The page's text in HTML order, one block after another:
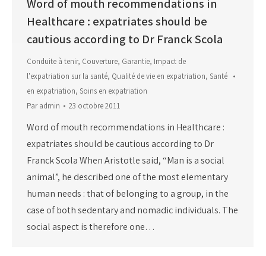
Word of mouth recommendations in
Healthcare : expatriates should be
cautious according to Dr Franck Scola
Conduite à tenir, Couverture, Garantie, Impact de
l'expatriation sur la santé, Qualité de vie en expatriation, Santé
en expatriation, Soins en expatriation
Paradmin 23 octobre 2011
Word of mouth recommendations in Healthcare :
expatriates should be cautious according to Dr
Franck Scola When Aristotle said, “Man is a social
animal”, he described one of the most elementary
human needs : that of belonging to a group, in the
case of both sedentary and nomadic individuals. The
social aspect is therefore one…